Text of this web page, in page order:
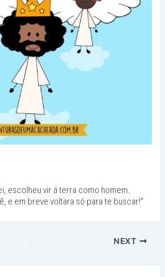
escolheu vir á terra como homem.
e em breve voltara só para te buscar!”
NEXT